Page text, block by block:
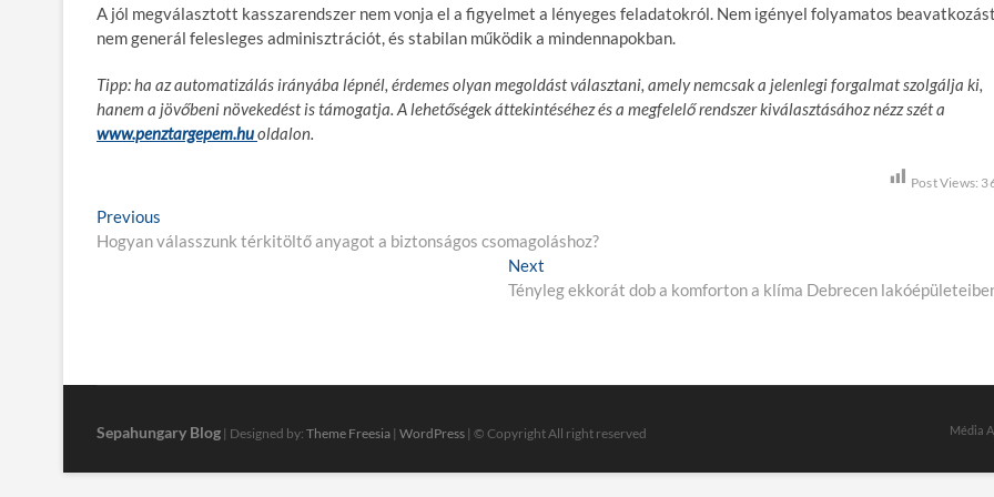
A jól megválasztott kasszarendszer nem vonja el a figyelmet a lényeges feladatokról. Nem igényel folyamatos
nem generál felesleges adminisztrációt, és stabilan működik a mindennapokban.
Tipp:ha az automatizálás irányába lépnél, érdemes olyan megoldást választani, amely nemcsak a jelenlegi forgalmat szolgálja ki,
hanem a jövőbeni növekedést is támogatja. A lehetőségek áttekintéséhez és a megfelelő rendszer kiválasztásához nézz szét a
www.penztargepem.huoldalon.
Post Views:
B
e
z
é
Previous
r
s
o
Hogyan válasszunk térkitöltő anyagot a biztonságos csomagoláshoz?
Next
e
o
t
Tényleg ekkorát dob a komforton a klíma Debrecen
Média
Sepahungary Blog | Designed by: Theme Freesia | WordPress | © Copyright All right reserved